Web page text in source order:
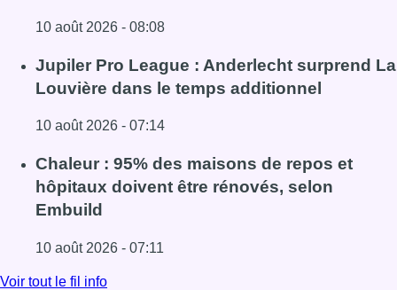
10 août 2026 - 08:08
Lire l'article Météo : fraîcheur à la mer et chaleur ailleurs,
Jupiler Pro League : Anderlecht surprend La
Louvière dans le temps additionnel
10 août 2026 - 07:14
Lire l'article Jupiler Pro League : Anderlecht surprend La
Chaleur : 95% des maisons de repos et
hôpitaux doivent être rénovés, selon
Embuild
10 août 2026 - 07:11
Lire l'article Chaleur : 95% des maisons de repos et
Voir tout le fil info